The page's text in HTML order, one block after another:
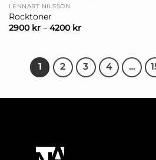
LENNART NILSSON
Rocktoner
2900 kr– 4200 kr
1 2 3 4 …